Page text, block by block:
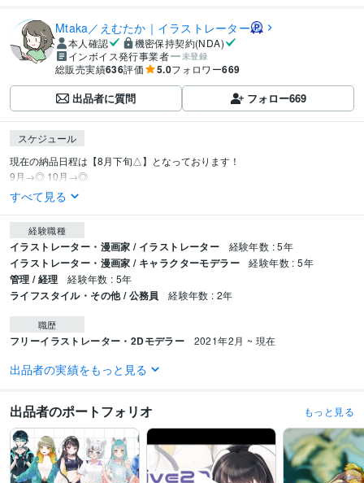
Mtaka／えむたか｜イラストレーター
本人確認
機密保持契約(NDA)
インボイス発行事業者
未登録
総販売実績636評価 5.0フォロワー669
出品者に質問 フォロー669
スケジュール
現在の納品日程は【8月下旬△】となっております！
9月→◎ 10月→◎
すべて見る
経験職種
イラストレーター・漫画家 / イラストレーター 経験年数 : 5年
イラストレーター・漫画家 / キャラクターモデラー 経験年数 : 5年
管理 / 経理 経験年数 : 5年
ライフスタイル・その他 / 公務員 経験年数 : 2年
職歴
フリーイラストレーター・2Dモデラー 2021年2月 ~ 現在
受賞歴
ポイントカードデザインの作成
地グルメイラスト
「えいでん×東方Project」パーツ分け・アニメーション
AnimaConnect所属「水母ユラ」デザイン・モデリング
資格・検定
取得年 : 2017年
出品者の実績をもっと見る
出品者のポートフォリオ もっと見る